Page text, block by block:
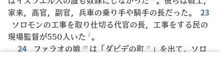
家来，高官，副官，兵車の乗り手や騎手の長だった。
23
ソロモンの工事を取り仕切る代官の長，工事をする民の
現場監督が550人いた l 。
24ファラオの娘 m は「ダビデの町 n 」を出て，ソロ